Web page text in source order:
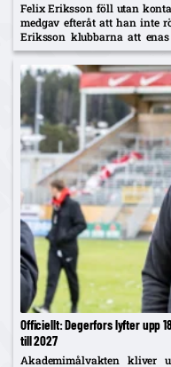
Felix Eriksson föll utan
medgav efteråt att han inte
Eriksson klubbarna att
"Ingen vill se fusket."
Officiellt: Degerfors lyfter upp
till 2027
Akademimålvakten kliver